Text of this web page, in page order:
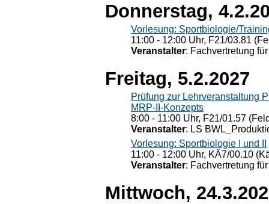
Donnerstag,
Vorlesung: Sportbiologie/
11:00 - 12:00 Uhr, F21/03.81
Veranstalter: Fachvertretung
Freitag, 5.2.2027
Prüfung zur Lehrveranstaltung
MRP-II-Konzepts
8:00 - 11:00 Uhr, F21/01.57
Veranstalter: LS
Vorlesung: Sportbiologie I und II
11:00 - 12:00 Uhr, KÄ7/00.10
Veranstalter: Fachvertretung
Mittwoch,